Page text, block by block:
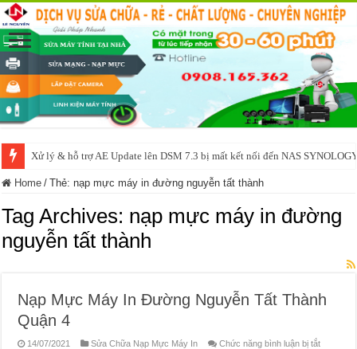
Xử lý & hỗ trợ AE Update lên DSM 7.3 bị mất kết nối đến NAS
Home / Thẻ:nạp mực máy in đường nguyễn tất thành
Tag Archives: nạp mực máy in đường
nguyễn tất thành
Nạp Mực Máy In Đường Nguyễn Tất Thành
Quận 4
14/07/2021 Sửa Chữa Nạp Mực Máy In Chức năng bình luận bị tắtở